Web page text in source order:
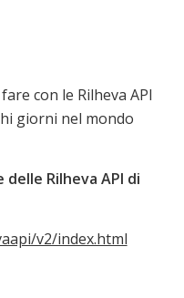
con le Rilheva API
giorni nel mondo
Rilheva API di
v2/index.html